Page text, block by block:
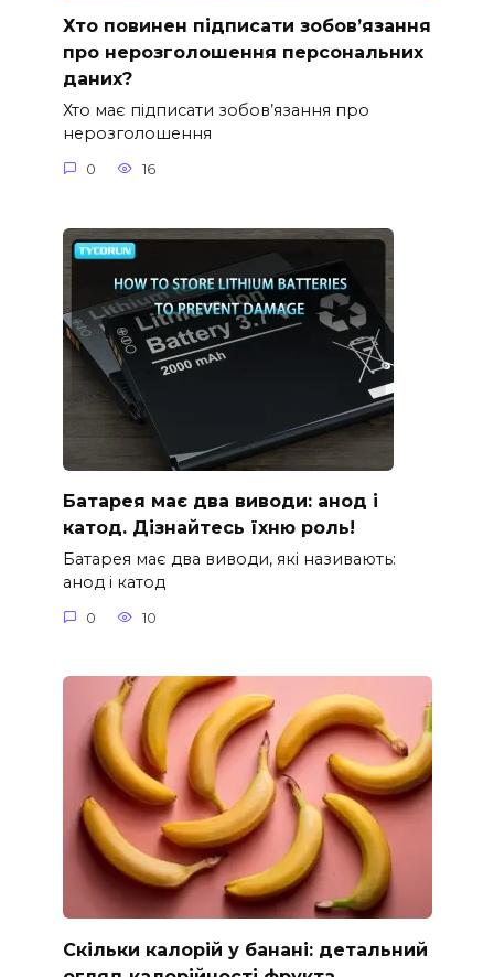
Хто повинен підписати зобов’язання
про нерозголошення персональних
даних?
Хто має підписати зобов’язання про
нерозголошення
0 16
Батарея має два виводи: анод і
катод. Дізнайтесь їхню роль!
Батарея має два виводи, які називають:
анод і катод
0 10
Скільки калорій у банані: детальний